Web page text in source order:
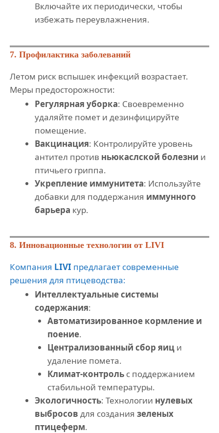
Включайте их периодически, чтобы
избежать переувлажнения.
7. Профилактика заболеваний
Летом риск вспышек инфекций возрастает.
Меры предосторожности:
Регулярная уборка: Своевременно
удаляйте помет и дезинфицируйте
помещение.
Вакцинация: Контролируйте уровень
антител против ньюкаслской болезни и
птичьего гриппа.
Укрепление иммунитета: Используйте
добавки для поддержания иммунного
барьера кур.
8. Инновационные технологии от LIVI
Компания LIVI предлагает современные
решения для птицеводства:
Интеллектуальные системы
содержания:
Автоматизированное кормление и
поение.
Централизованный сбор яици
удаление помета.
Климат-контрольс поддержанием
стабильной температуры.
Экологичность: Технологии нулевых
выбросов для создания зеленых
птицеферм.